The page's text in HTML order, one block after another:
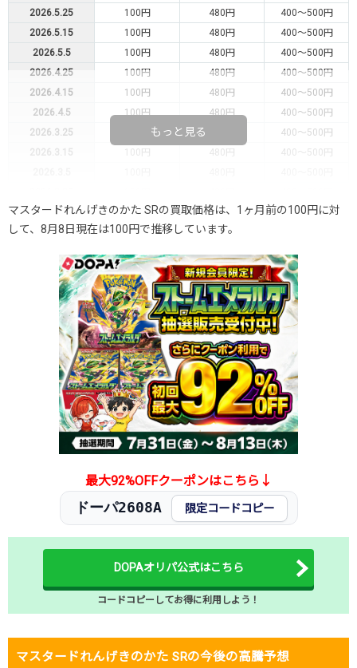
2026.5.25 100円 480円
400～500円
2026.5.15
100円 480円
400～500円
2026.5.5
100円 480円
400～500円
2026.4.25
100円 480円
400～500円
2026.4.15
100円 480円
400～500円
2026.4.5
100円 480円
400～500円
2026.3.25
400～500円
2026.3.15
100円 480円
400～500円
2026.2.15
100円 480円
400～500円
2026.2.5
100円 480円
2026.1.25
100円 480円
400～500円
2026.1.15
100円 480円
400～500円
2026.1.5
100円 480円
400～500円
2025.12.25
100円 480円
400～500円
2025.12.15
100円 480円
2025.12.5
100円 480円
400～500円
2025.11.25
100円 480円
400～500円
2025.11.15
100円 480円
400～500円
2025.11.5
100円 480円
400～500円
2025.10.25
100円 480円
400～500円
発売日初動
800円 -円 700～800円
もっと見る
マスタードれんげきのかた SRの買取価格は、1ヶ月前の100円に対
して、8月8日現在は100円で推移しています。
最大92%OFFクーポンはこちら↓
ドーパ2608A 限定コードコピー
DOPAオリパ公式はこちら
コードコピーしてお得に利用しよう！
マスタードれんげきのかた SRの今後の高騰予想